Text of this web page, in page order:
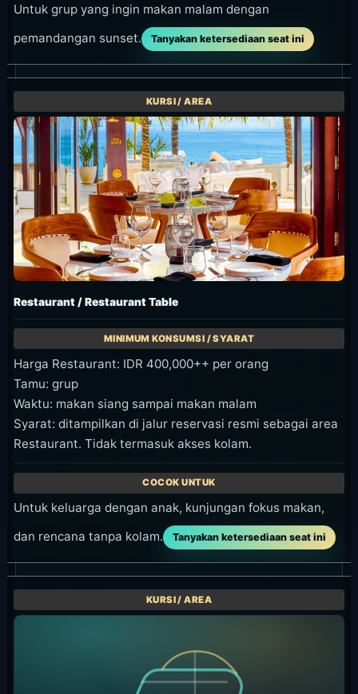
Untuk grup yang ingin makan malam dengan
pemandangan sunset.
Tanyakan ketersediaan seat ini
Restaurant / Restaurant Table
Harga Restaurant: IDR 400,000++ per orang
Tamu: grup
Waktu: makan siang sampai makan malam
Syarat: ditampilkan di jalur reservasi resmi sebagai area
Restaurant. Tidak termasuk akses kolam.
Untuk keluarga dengan anak, kunjungan fokus makan,
dan rencana tanpa kolam.
Tanyakan ketersediaan seat ini